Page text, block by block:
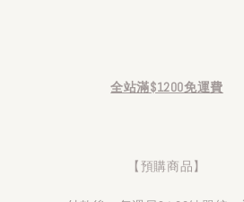
全站滿$1200免運費
【預購商品】